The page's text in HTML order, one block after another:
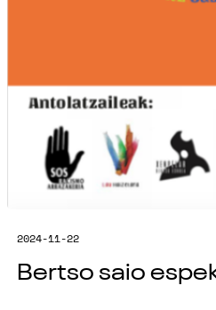
2024-11-22
Bertso saio